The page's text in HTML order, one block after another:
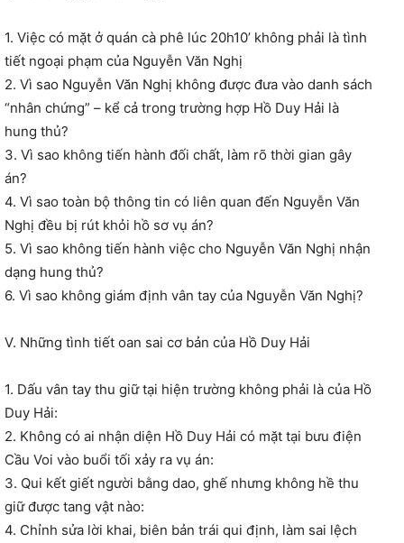
1. Việc có mặt ở quán cà phê lúc 20h10’ không phải là tình
tiết ngoại phạm của Nguyễn Văn Nghị
2. Vì sao Nguyễn Văn Nghị không được đưa vào danh sách
“nhân chứng” – kể cả trong trường hợp Hồ Duy Hải là
hung thủ?
3. Vì sao không tiến hành đối chất, làm rõ thời gian gây
án?
4. Vì sao toàn bộ thông tin có liên quan đến Nguyễn Văn
Nghị đều bị rút khỏi hồ sơ vụ án?
5. Vì sao không tiến hành việc cho Nguyễn Văn Nghị nhận
dạng hung thủ?
6. Vì sao không giám định vân tay của Nguyễn Văn Nghị?
V. Những tình tiết oan sai cơ bản của Hồ Duy Hải
1. Dấu vân tay thu giữ tại hiện trường không phải là của Hồ
Duy Hải:
2. Không có ai nhận diện Hồ Duy Hải có mặt tại bưu điện
Cầu Voi vào buổi tối xảy ra vụ án:
3. Qui kết giết người bằng dao, ghế nhưng không hề thu
giữ được tang vật nào:
4. Chỉnh sửa lời khai, biên bản trái qui định, làm sai lệch